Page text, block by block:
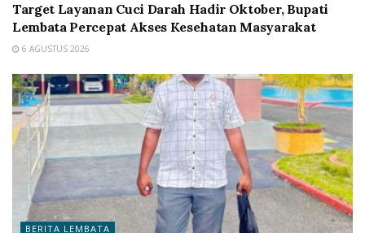
Target Layanan Cuci Darah Hadir Oktober, Bupati
Lembata Percepat Akses Kesehatan Masyarakat
6 AGUSTUS 2026
BERITA LEMBATA